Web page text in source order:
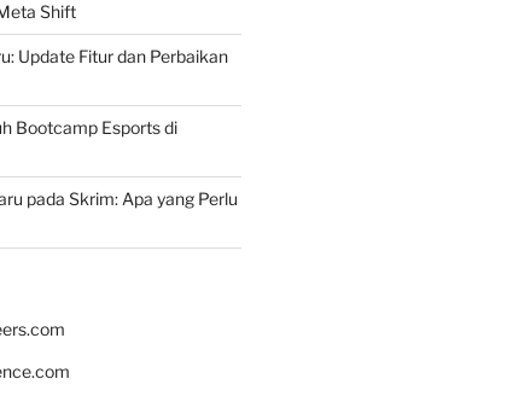
Shift
Update Fitur dan Perbaikan
Bootcamp Esports di
pada Skrim: Apa yang Perlu